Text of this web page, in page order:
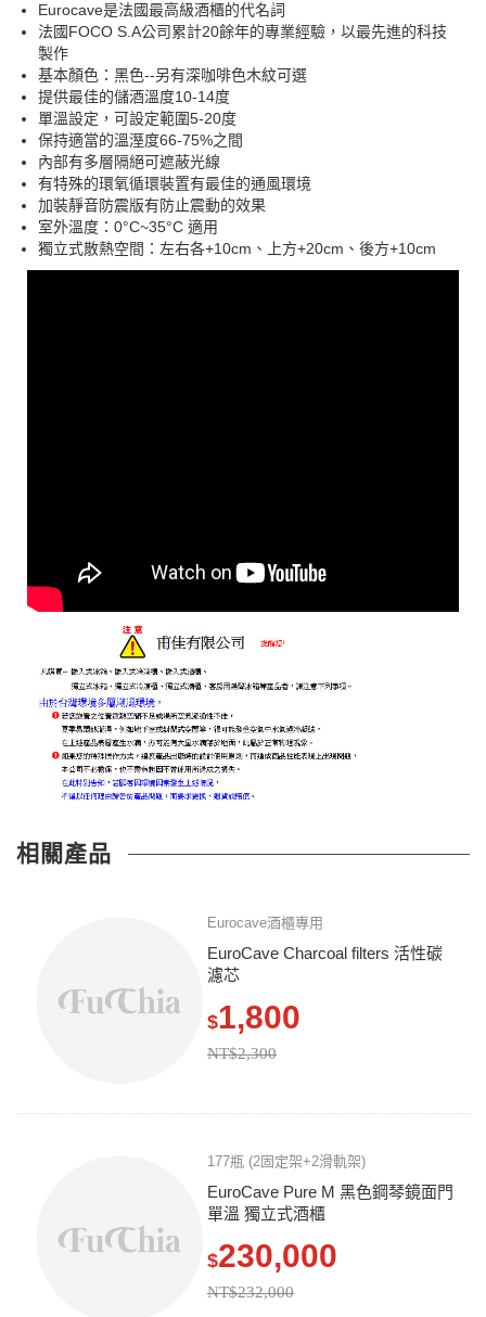
Eurocave是法國最高級酒櫃的代名詞
法國FOCO S.A公司累計20餘年的專業經驗，以最先進的科技
製作
基本顏色：黑色--另有深咖啡色木紋可選
提供最佳的儲酒溫度10-14度
單溫設定，可設定範圍5-20度
保持適當的溫溼度66-75%之間
內部有多層隔絕可遮蔽光線
有特殊的環氧循環裝置有最佳的通風環境
加裝靜音防震版有防止震動的效果
室外溫度：0°C~35°C 適用
獨立式散熱空間：左右各+10cm、上方+20cm、後方+10cm
相關產品
Eurocave酒櫃專用
EuroCave Charcoal filters 活性碳
濾芯
$1,800
NT$2,300
177瓶 (2固定架+2滑軌架)
EuroCave Pure M 黑色鋼琴鏡面門
單溫 獨立式酒櫃
$230,000
NT$232,000